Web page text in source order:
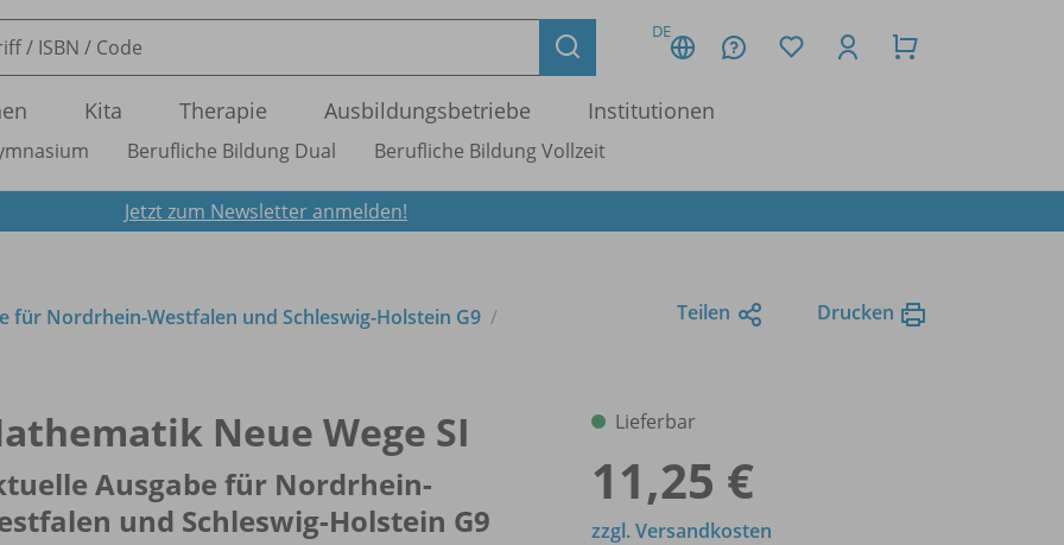
DE
Kita Therapie Ausbildungsbetriebe Institutionen
Berufliche Bildung Dual Berufliche Bildung Vollzeit
Jetzt zum Newsletter anmelden!
für Nordrhein-Westfalen und Schleswig-Holstein G9 Teilen Drucken
Neue Wege SI
Ausgabe für Nordrhein-
und Schleswig-Holstein G9
Lieferbar
11,25 €
zzgl. Versandkosten